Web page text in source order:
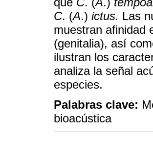
C. (A.) ictus. Las
muestran afinidad
(genitalia), así
ilustran los
analiza la señal
especies.
Palabras clave:
bioacústica